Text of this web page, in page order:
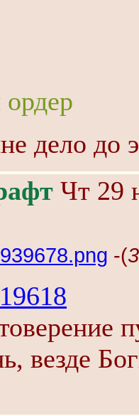
дело до
Чт 29
-(
везде